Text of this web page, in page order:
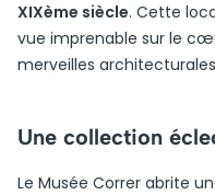
XIXème siècle. Cette
vue imprenable sur le
merveilles
Une collection
Le Musée Correr abrite